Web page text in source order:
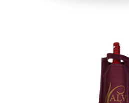
Kitap Eğitim Sağlık Bez
Kitap eğitim sağlık grubu için bez çanta |